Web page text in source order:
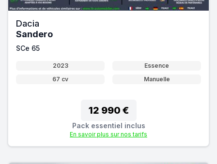
Dacia
Sandero
SCe 65
2023
Essence
67 cv
Manuelle
12 990 €
Pack essentiel inclus
En savoir plus sur nos tarifs